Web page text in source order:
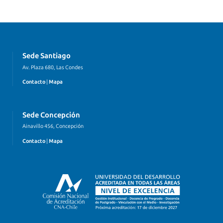
Sede Santiago
Av. Plaza 680, Las Condes
Contacto | Mapa
Sede Concepción
Ainavillo 456, Concepción
Contacto | Mapa